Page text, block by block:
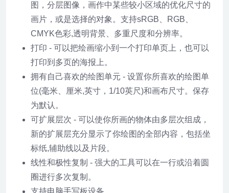
图，分层图像，画作中某些较小区域的优化尺寸的
画片，或是选择的对象。支持sRGB、RGB、
CMYK色彩,透明背景、多重尺度和分辨率。
打印 - 可以把绘画缩小到一个打印单页上，也可以
打印到多页的海报上。
拥有自己喜欢的绘图单元 - 设置你所喜欢的绘图单
位(毫米、厘米,英寸，1/10英尺)和画布尺寸。保存
为默认。
可扩展层次 - 可以使你所画的物体由多层次组成，
新的扩展层充分显示了你绘图的全部内容，包括坐
标纸,辅助线以及片段。
线性和极性复制 - 强大的工具可以在一行或沿着圆
圈进行多次复制。
支持电脑手写板设备。